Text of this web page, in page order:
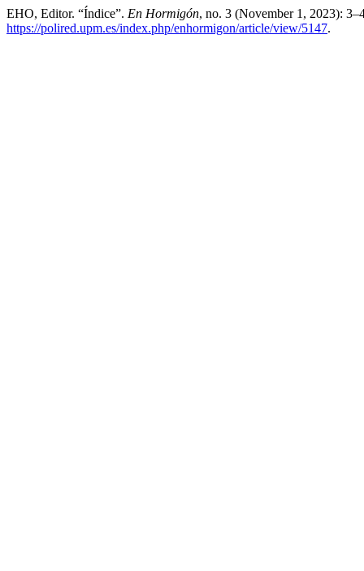
EHO, Editor. “Índice”. En Hormigón, no. 3 (November 1, 2023):
https://polired.upm.es/index.php/enhormigon/article/view/5147.